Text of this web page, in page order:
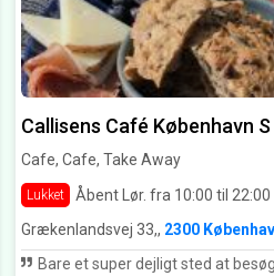
Callisens Café København S
Cafe, Cafe, Take Away
Lukket Åbent Lør. fra 10:00 til 22:00
Grækenlandsvej 33,, 2300
Bare et super dejligt sted at besøge. Der er en dejlig familie stemning over stedet. Man interessere sig for hinanden og det er et dejligt sted at mødes og få